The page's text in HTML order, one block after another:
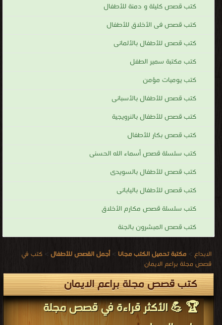
كتب قصص كليلة و دمنة للأطفال
كتب قصص فى الأخلاق للأطفال
كتب قصص للأطفال بالألمانى
كتب مكتبة سمير الطفل
كتب يوميات مؤمن
كتب قصص للأطفال بالأسبانى
كتب قصص للأطفال بالنرويجية
كتب قصص بكار للأطفال
كتب سلسلة قصص أسماء الله الحسنى
كتب قصص للأطفال بالسويدى
كتب قصص للأطفال باليابانى
كتب سلسلة قصص مكارم الأخلاق
كتب قصص المبشرون بالجنة
الابداع > مكتبة تحميل الكتب مجانا >أجمل القصص للأطفال > كتب في
قصص مجلة براعم الايمان
كتب قصص مجلة براعم الايمان
🏆 💪 الأكثر قراءة في قصص مجلة